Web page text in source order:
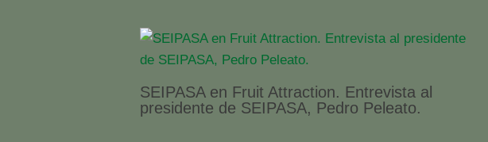
SEIPASA en Fruit Attraction. Entrevista al
presidente de SEIPASA, Pedro Peleato.